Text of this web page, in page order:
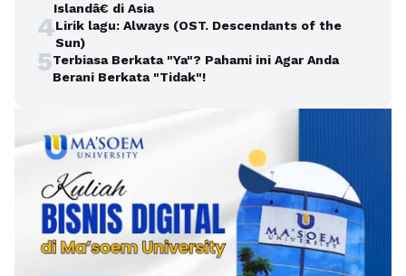
Islandâ€ di Asia
4Lirik lagu: Always (OST. Descendants of the
Sun)
5Terbiasa Berkata "Ya"? Pahami ini Agar Anda
Berani Berkata "Tidak"!